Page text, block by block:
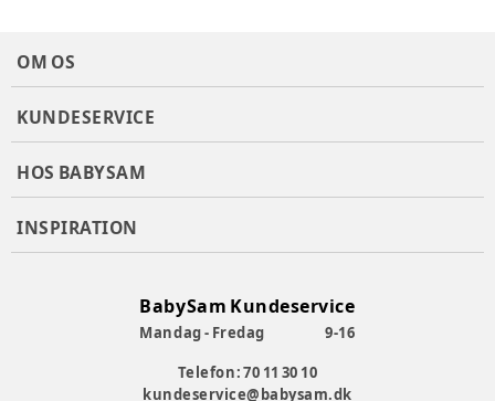
OM OS
KUNDESERVICE
HOS BABYSAM
INSPIRATION
BabySam Kundeservice
Mandag - Fredag
9-16
Telefon: 70 11 30 10
kundeservice@babysam.dk